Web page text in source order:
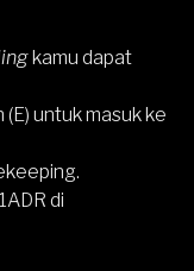
kamu dapat
untuk masuk ke
di